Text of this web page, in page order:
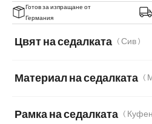
Готов за изпращане от
Германия
Цвят на седалката ( Сив )
Материал на седалката
Рамка на седалката